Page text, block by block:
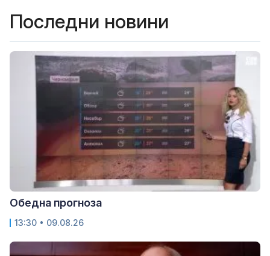
Последни новини
Обедна прогноза
13:30 • 09.08.26